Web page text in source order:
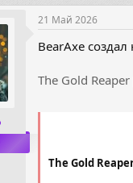
а
ч
л
21 Май 2026
BearAxe
The Gold
The Gold